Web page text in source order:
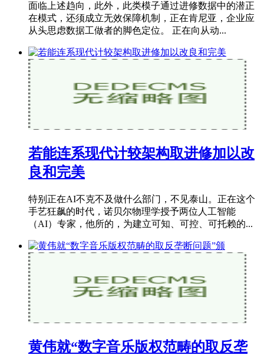
面临上述趋向，此外，此类模子通过进修数据中的潜正
在模式，还须成立无效保障机制，正在肯尼亚，企业应
从头思虑数据工做者的脚色定位。 正在向从动...
若能连系现代计较架构取进修加以改
良和完美
特别正在AI不克不及做什么部门，不见泰山。正在这个
手艺狂飙的时代，诺贝尔物理学授予两位人工智能
（AI）专家，他所的，为建立可知、可控、可托赖的...
黄伟就“数字音乐版权范畴的取反垄